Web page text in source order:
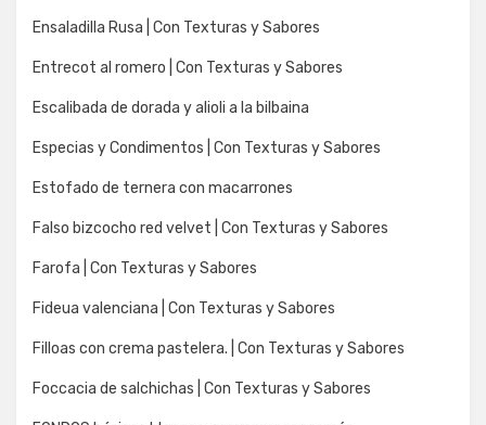
Ensaladilla Rusa | Con Texturas y Sabores
Entrecot al romero | Con Texturas y Sabores
Escalibada de dorada y alioli a la bilbaina
Especias y Condimentos | Con Texturas y Sabores
Estofado de ternera con macarrones
Falso bizcocho red velvet | Con Texturas y Sabores
Farofa | Con Texturas y Sabores
Fideua valenciana | Con Texturas y Sabores
Filloas con crema pastelera. | Con Texturas y Sabores
Foccacia de salchichas | Con Texturas y Sabores